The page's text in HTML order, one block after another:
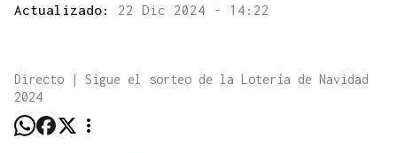
Actualizado: 22 Dic 2024 - 14:22
Directo | Sigue el sorteo de la Lotería de Navidad
2024